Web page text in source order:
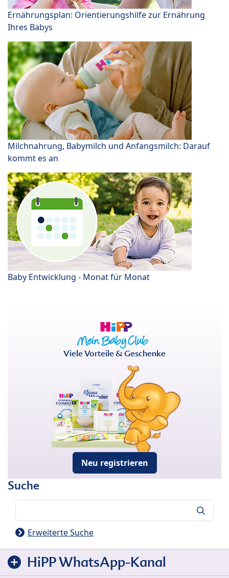
Ernährungsplan: Orientierungshilfe zur Ernährung
Ihres Babys
Milchnahrung, Babymilch und Anfangsmilch: Darauf
kommt es an
Baby Entwicklung - Monat für Monat
Viele Vorteile & Geschenke
Neu registrieren
Suche
Erweiterte Suche
HiPP WhatsApp-Kanal